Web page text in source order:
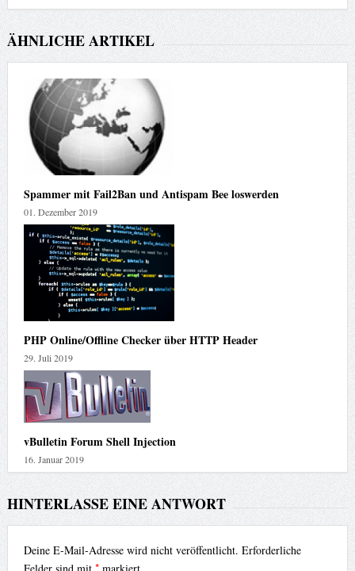
ÄHNLICHE ARTIKEL
Spammer mit Fail2Ban und Antispam Bee loswerden
01. Dezember 2019
PHP Online/Offline Checker über HTTP Header
29. Juli 2019
vBulletin Forum Shell Injection
16. Januar 2019
HINTERLASSE EINE ANTWORT
Deine E-Mail-Adresse wird nicht veröffentlicht. Erforderliche